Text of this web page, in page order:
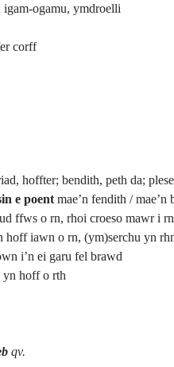
igam-ogamu, ymdroelli
corff
hoffter; bendith, peth da;
e poent mae’n fendith /
ffws o rn, rhoi croeso mawr i
hoff iawn o rn, (ym)serchu yn
i’n ei garu fel brawd
hoff o rth
qv.